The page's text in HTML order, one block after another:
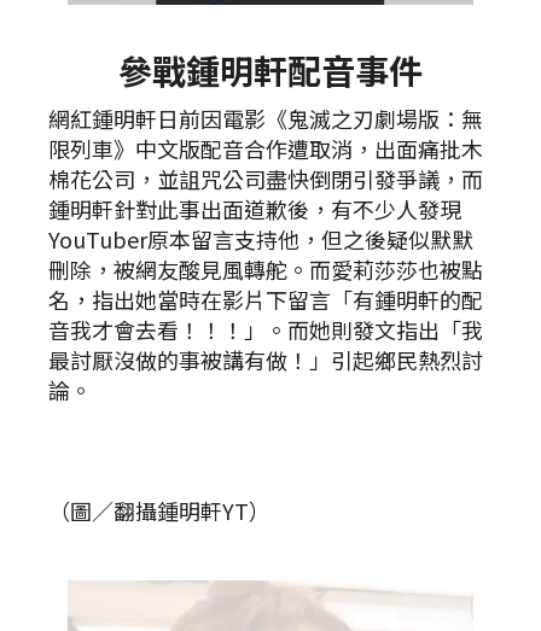
參戰鍾明軒配音事件
網紅鍾明軒日前因電影《鬼滅之刃劇場版：無
限列車》中文版配音合作遭取消，出面痛批木
棉花公司，並詛咒公司盡快倒閉引發爭議，而
鍾明軒針對此事出面道歉後，有不少人發現
YouTuber原本留言支持他，但之後疑似默默
刪除，被網友酸見風轉舵。而愛莉莎莎也被點
名，指出她當時在影片下留言「有鍾明軒的配
音我才會去看！！！」。而她則發文指出「我
最討厭沒做的事被講有做！」引起鄉民熱烈討
論。
（圖／翻攝鍾明軒YT）